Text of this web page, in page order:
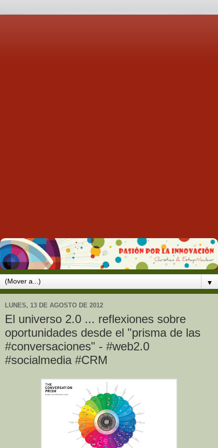
▼
LUNES, 13 DE AGOSTO DE 2012
El universo 2.0 ... reflexiones sobre
oportunidades desde el "prisma de las
#conversaciones" - #web2.0
#socialmedia #CRM